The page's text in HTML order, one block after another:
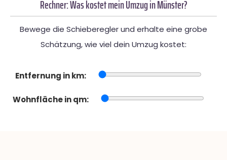
Rechner: Was kostet mein Umzug in Münster?
Bewege die Schieberegler und erhalte eine grobe
Schätzung, wie viel dein Umzug kostet:
Entfernung in km:
Wohnfläche in qm: